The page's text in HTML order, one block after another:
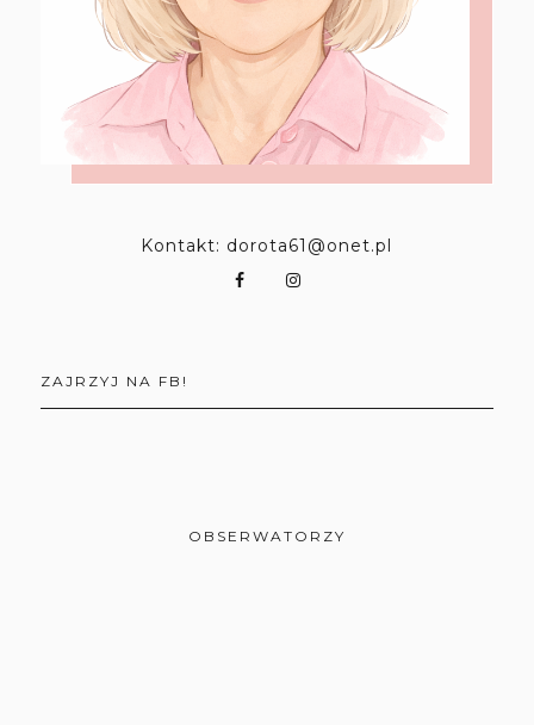
Kontakt: dorota61@onet.pl
ZAJRZYJ NA FB!
OBSERWATORZY